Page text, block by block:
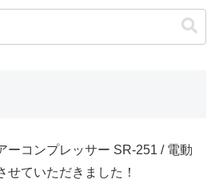
ーコンプレッサー SR-251 / 電動
せていただきました！